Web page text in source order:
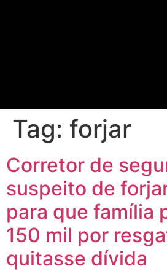
Tag: forjar
Corretor de
suspeito de
para que família
150 mil por
quitasse dívida